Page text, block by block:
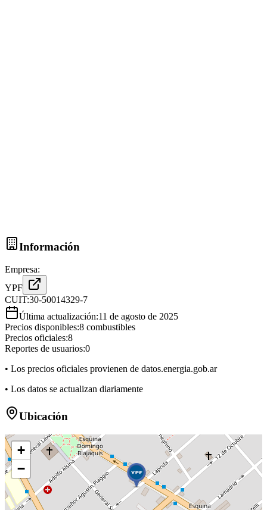
Información
Empresa:
YPF
CUIT:30-50014329-7
Última actualización:11 de agosto de 2025
Precios disponibles:8 combustibles
Precios oficiales:8
Reportes de usuarios:0
• Los precios oficiales provienen de datos.energia.gob.ar
• Los datos se actualizan diariamente
Ubicación
+
−